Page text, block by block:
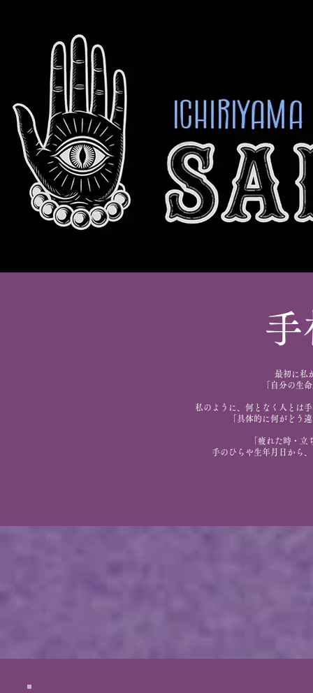
手
最初に私
「自分の生
私のように、何となく人とは
「具体的に何がどう
「疲れた時・
手のひらや生年月日から